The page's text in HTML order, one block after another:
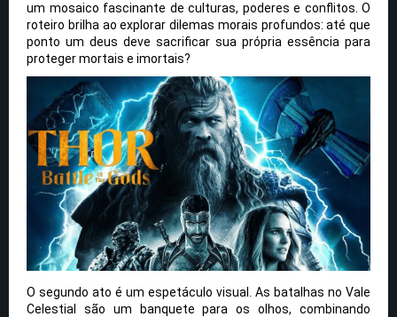
um mosaico fascinante de culturas, poderes e conflitos. O
roteiro brilha ao explorar dilemas morais profundos: até que
ponto um deus deve sacrificar sua própria essência para
proteger mortais e imortais?
O segundo ato é um espetáculo visual. As batalhas no Vale
Celestial são um banquete para os olhos, combinando